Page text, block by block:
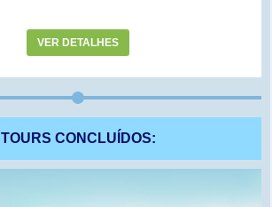
VER DETALHES
TOURS CONCLUÍDOS: